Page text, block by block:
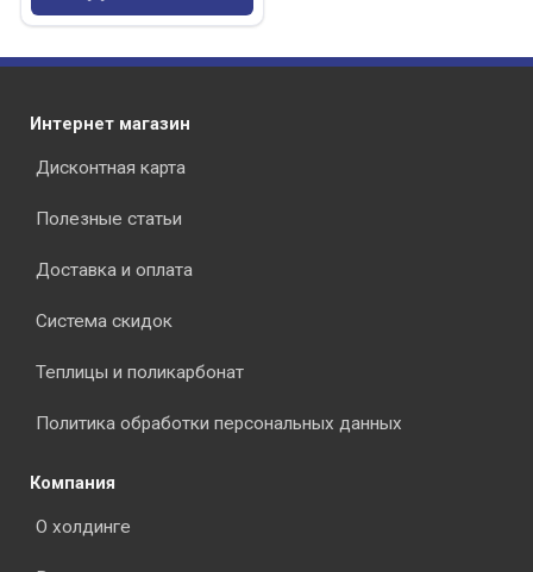
Интернет магазин
Дисконтная карта
Полезные статьи
Доставка и оплата
Система скидок
Теплицы и поликарбонат
Политика обработки персональных данных
Компания
О холдинге